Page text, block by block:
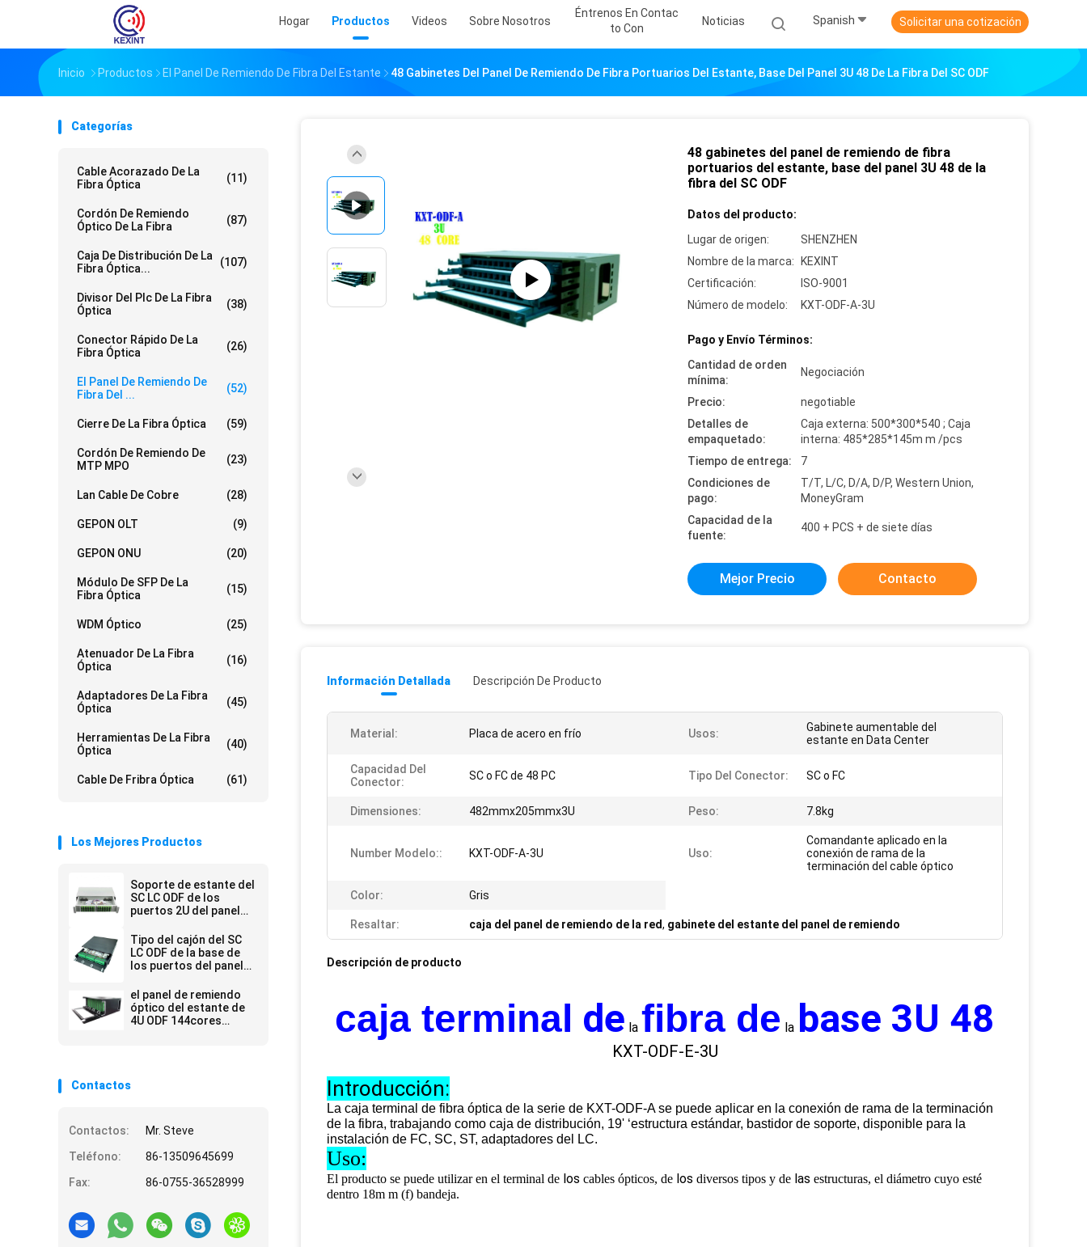
Hogar Productos Videos Sobre Nosotros
Éntrenos En Contac
To Con
Noticias Spanish Solicitar una cotización
Inicio Productos El Panel De Remiendo De Fibra Del Estante 48 Gabinetes Del Panel De Remiendo De Fibra Portuarios Del Estante, Base Del Panel 3U 48 De La Fibra Del SC ODF
Categorías
Cable Acorazado De La
Fibra Óptica
(11)
Cordón De Remiendo
Óptico De La Fibra
(87)
Caja De Distribución De La
Fibra Óptica...
(107)
Divisor Del Plc De La Fibra
Óptica
(38)
Conector Rápido De La
Fibra Óptica
(26)
El Panel De Remiendo De
Fibra Del ...
(52)
Cierre De La Fibra Óptica (59)
Cordón De Remiendo De
MTP MPO
(23)
Lan Cable De Cobre (28)
GEPON OLT (9)
GEPON ONU (20)
Módulo De SFP De La
Fibra Óptica
(15)
WDM Óptico (25)
Atenuador De La Fibra
Óptica
(16)
Adaptadores De La Fibra
Óptica
(45)
Herramientas De La Fibra
Óptica
(40)
Cable De Fribra Óptica (61)
Los Mejores Productos
Soporte de estante del
SC LC ODF de los
puertos 2U del panel
óptica de KEXINT
FTTH 48
Tipo del cajón del SC
LC ODF de la base de
los puertos del panel
óptica 72 de KEXINT
FTTH
el panel de remiendo
óptico del estante de
4U ODF 144cores
Contactos
Contactos:
Mr. Steve
Teléfono:
86-13509645699
Fax:
86-0755-36528999
48 gabinetes del panel de remiendo de fibra
portuarios del estante, base del panel 3U 48 de la
fibra del SC ODF
Datos del producto:
Lugar de origen:
SHENZHEN
Nombre de la marca:
KEXINT
Certificación:
ISO-9001
Número de modelo:
KXT-ODF-A-3U
Pago y Envío Términos:
Cantidad de orden
mínima:
Negociación
Precio:
negotiable
Detalles de
empaquetado:
Caja externa: 500*300*540 ; Caja
interna: 485*285*145m m /pcs
Tiempo de entrega:
7
Condiciones de
pago:
T/T, L/C, D/A, D/P, Western Union,
MoneyGram
Capacidad de la
fuente:
400 + PCS + de siete días
Mejor Precio Contacto
Información Detallada Descripción De Producto
Material: Placa de acero en frío Usos:
Gabinete aumentable del
estante en Data Center
Capacidad Del
Conector:
SC o FC de 48 PC Tipo Del Conector: SC o FC
Dimensiones: 482mmx205mmx3U Peso: 7.8kg
Number Modelo:: KXT-ODF-A-3U Uso:
Comandante aplicado en la
conexión de rama de la
terminación del cable óptico
Color: Gris
Resaltar: caja del panel de remiendo de la red, gabinete del estante del panel de remiendo
Descripción de producto
caja terminal de la fibra de la base 3U 48
KXT-ODF-E-3U
Introducción:
La caja terminal de fibra óptica de la serie de KXT-ODF-A se puede aplicar en la conexión de rama de la terminación
de la fibra, trabajando como caja de distribución, 19' ‘estructura estándar, bastidor de soporte, disponible para la
instalación de FC, SC, ST, adaptadores del LC.
Uso:
El producto se puede utilizar en el terminal de los cables ópticos, de los diversos tipos y de las estructuras, el diámetro cuyo esté
dentro 18m m (f) bandeja.